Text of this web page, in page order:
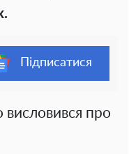
Підписатися
висловився про